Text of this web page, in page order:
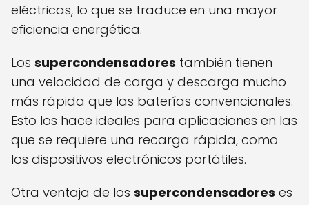
eléctricas, lo que se traduce en una mayor
eficiencia energética.
Los supercondensadores también tienen
una velocidad de carga y descarga mucho
más rápida que las baterías convencionales.
Esto los hace ideales para aplicaciones en las
que se requiere una recarga rápida, como
los dispositivos electrónicos portátiles.
Otra ventaja de los supercondensadores es